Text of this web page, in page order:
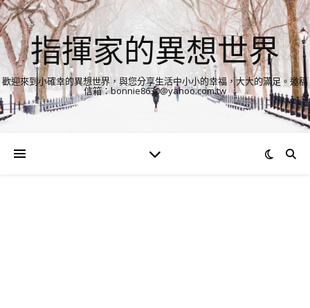
指揮家的異想世界
歡迎來到小確幸的異想世界，與您分享生活中小小的幸福，大大的滿足。邀稿
信箱：bonnie8630@yahoo.com.tw